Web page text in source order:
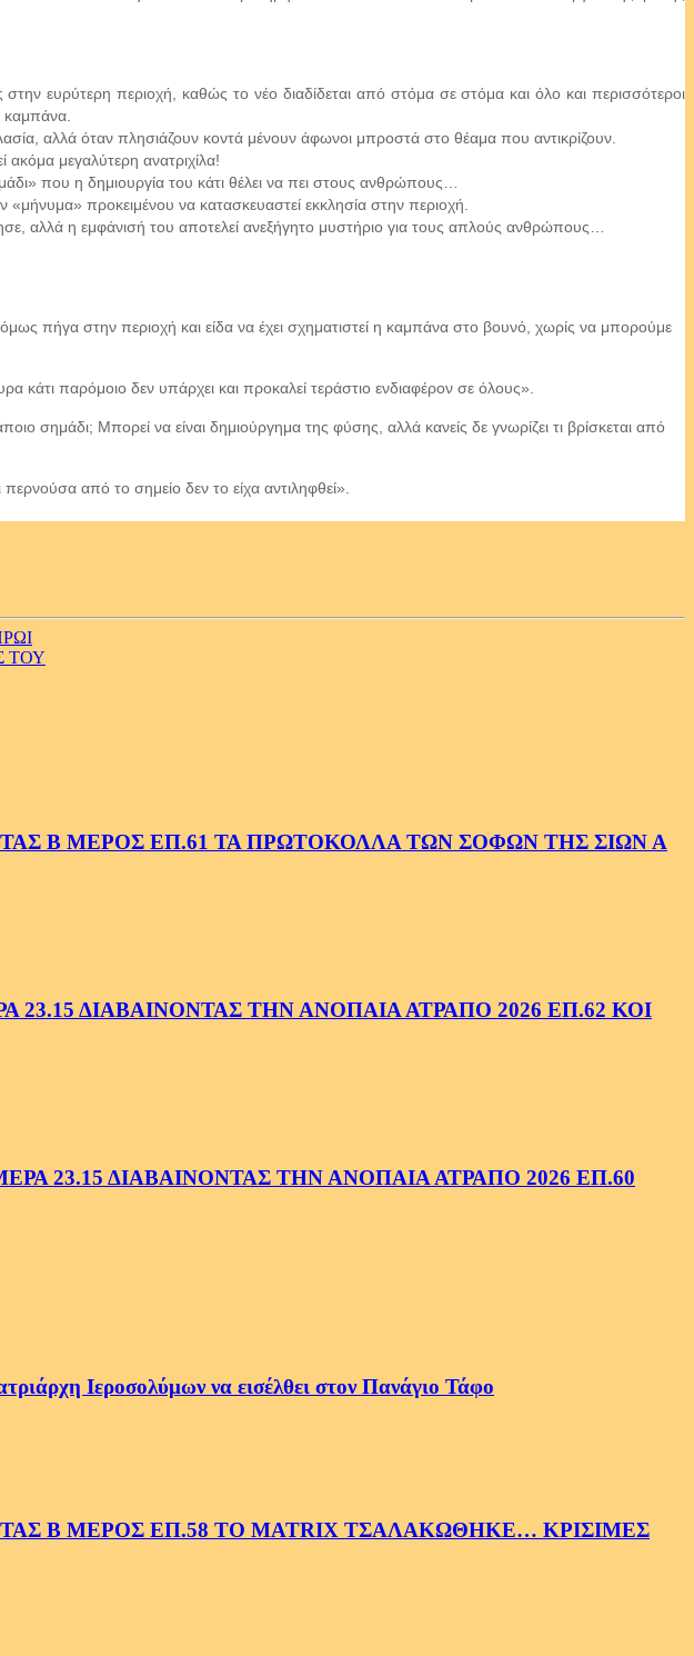
ευρύτερη περιοχή, καθώς το νέο διαδίδεται από στόμα σε στόμα και όλο και περισσότεροι
καμπάνα.
αλλά όταν πλησιάζουν κοντά μένουν άφωνοι μπροστά στο θέαμα που αντικρίζουν.
μεγαλύτερη ανατριχίλα!
που η δημιουργία του κάτι θέλει να πει στους ανθρώπους…
«μήνυμα» προκειμένου να κατασκευαστεί εκκλησία στην περιοχή.
αλλά η εμφάνισή του αποτελεί ανεξήγητο μυστήριο για τους απλούς ανθρώπους…
πήγα στην περιοχή και είδα να έχει σχηματιστεί η καμπάνα στο βουνό, χωρίς να μπορούμε
κάτι παρόμοιο δεν υπάρχει και προκαλεί τεράστιο ενδιαφέρον σε όλους».
σημάδι; Μπορεί να είναι δημιούργημα της φύσης, αλλά κανείς δε γνωρίζει τι βρίσκεται από
από το σημείο δεν το είχα αντιληφθεί».
ΤΟΥ
Β ΜΕΡΟΣ ΕΠ.61 ΤΑ ΠΡΩΤΟΚΟΛΛΑ ΤΩΝ ΣΟΦΩΝ ΤΗΣ ΣΙΩΝ Α
ΔΙΑΒΑΙΝΟΝΤΑΣ ΤΗΝ ΑΝΟΠΑΙΑ ΑΤΡΑΠΟ 2026 ΕΠ.62 ΚΟΙ
ΔΙΑΒΑΙΝΟΝΤΑΣ ΤΗΝ ΑΝΟΠΑΙΑ ΑΤΡΑΠΟ 2026 ΕΠ.60
Ιεροσολύμων να εισέλθει στον Πανάγιο Τάφο
Β ΜΕΡΟΣ ΕΠ.58 ΤΟ MATRIX ΤΣΑΛΑΚΩΘΗΚΕ… ΚΡΙΣΙΜΕΣ